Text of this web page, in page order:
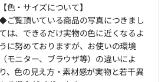
【色・サイズについて】
ご覧頂いている商品の写真につきまし
ては、できるだけ実物の色に近くなるよ
うに努めておりますが、お使いの環境
（モニター、ブラウザ等）の違いによ
り、色の見え方・素材感が実物と若干異